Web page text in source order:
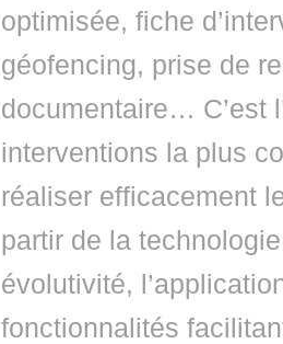
optimisée, fiche
géofencing, prise de
documentaire… C’est
interventions la plus
réaliser efficacement
partir de la
évolutivité,
fonctionnalités